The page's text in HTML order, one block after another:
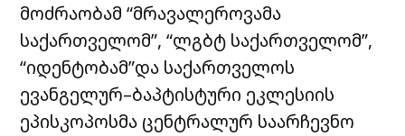
მოძრაობამ “მრავალეროვამა
საქართველომ”, “ლგბტ საქართველომ”,
“იდენტობამ”და საქართველოს
ევანგელურ–ბაპტისტური ეკლესიის
ეპისკოპოსმა ცენტრალურ საარჩევნო